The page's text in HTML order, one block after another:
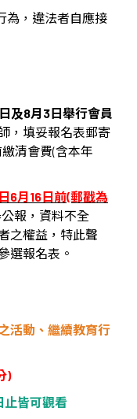
為，違法者自應接
及8月3日舉行會員
，填妥報名表郵寄
清會費(含本年
6月16日前(郵戳為
報，資料不全
之權益，特此聲
選報名表。
活動、繼續教育行
)
止皆可觀看